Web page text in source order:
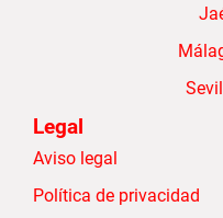
Legal
Aviso legal
Política de privacidad